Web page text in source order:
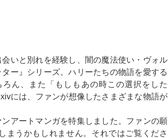
いと別れを経験し、闇の魔法使い・ヴォル
ー』シリーズ。ハリーたちの物語を愛する
ん、また「もしもあの時この選択をした
には、ファンが想像したさまざまな物語が
アートマンガを特集しました。ファンの願
まうかもしれません。それではご覧くださ